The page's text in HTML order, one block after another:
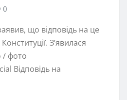
0
що відповідь на це
З’явилася
/ фото
Відповідь на